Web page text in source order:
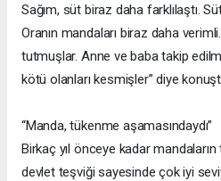
Sağım, süt biraz daha farklılaştı.
Oranın mandaları biraz daha
tutmuşlar. Anne ve baba takip
kötü olanları kesmişler” diye
“Manda, tükenme aşamasındaydı”
Birkaç yıl önceye kadar
devlet teşviği sayesinde çok iyi